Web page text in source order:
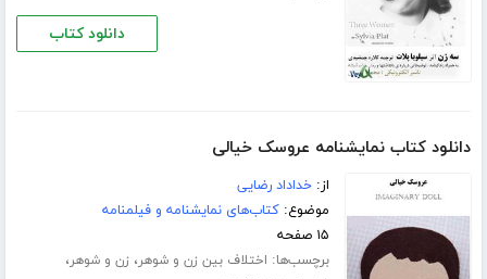
دانلود کتاب
دانلود کتاب نمایشنامه عروسک خیالی
از:خداداد رضایی
موضوع:کتاب‌های نمایشنامه و فیلمنامه
۱۵ صفحه
برچسب‌ها: اختلاف بین زن و شوهر، زن و شوهر،